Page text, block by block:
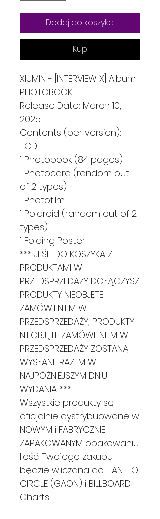
Dodaj do koszyka
Kup
XIUMIN - [INTERVIEW X] Album
PHOTOBOOK
Release Date: March 10,
2025
Contents (per version):
1 CD
1 Photobook (84 pages)
1 Photocard (random out
of 2 types)
1 Photofilm
1 Polaroid (random out of 2
types)
1 Folding Poster
*** JEŚLI DO KOSZYKA Z
PRODUKTAMI W
PRZEDSPRZEDAŻY DOŁĄCZYSZ
PRODUKTY NIEOBJĘTE
ZAMÓWIENIEM W
PRZEDSPRZEDAŻY, PRODUKTY
NIEOBJĘTE ZAMÓWIENIEM W
PRZEDSPRZEDAŻY ZOSTANĄ
WYSŁANE RAZEM W
NAJPÓŹNIEJSZYM DNIU
WYDANIA. ***
Wszystkie produkty są
oficjalnie dystrybuowane w
NOWYM i FABRYCZNIE
ZAPAKOWANYM opakowaniu.
Ilość Twojego zakupu
będzie wliczana do HANTEO,
CIRCLE (GAON) i BILLBOARD
Charts.